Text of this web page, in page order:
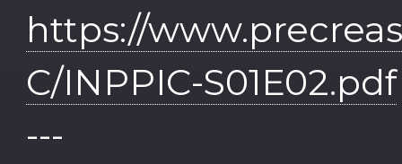
https://
C/INPPIC-S01E02.pdf
---